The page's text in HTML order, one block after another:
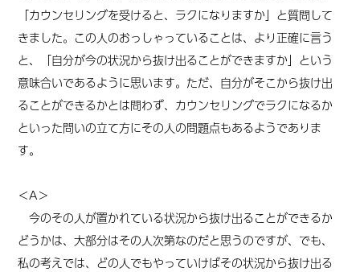
「カウンセリングを受けると、ラクになりますか」と質問して
きました。 この人のおっしゃっていることは、より正確に言う
と、「自分が今の状況から抜け出ることができますか」という
意味合いであるように思います。 ただ、自分がそこから抜け出
ることができるかとは問わず、カウンセリングでラクになるか
といった問いの立て方にその人の問題点もあるようでありま
す。
＜A＞
今のその人が置かれている状況から抜け出ることができるか
どうかは、大部分はその人次第なのだと思うのですが、でも、
私の考えでは、どの人でもやっていけばその状況から抜け出る